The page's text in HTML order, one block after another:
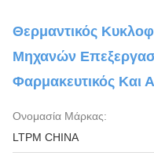
Θερμαντικός
Μηχανών
Φαρμακευτικός Και
Ονομασία Μάρκας:
LTPM CHINA